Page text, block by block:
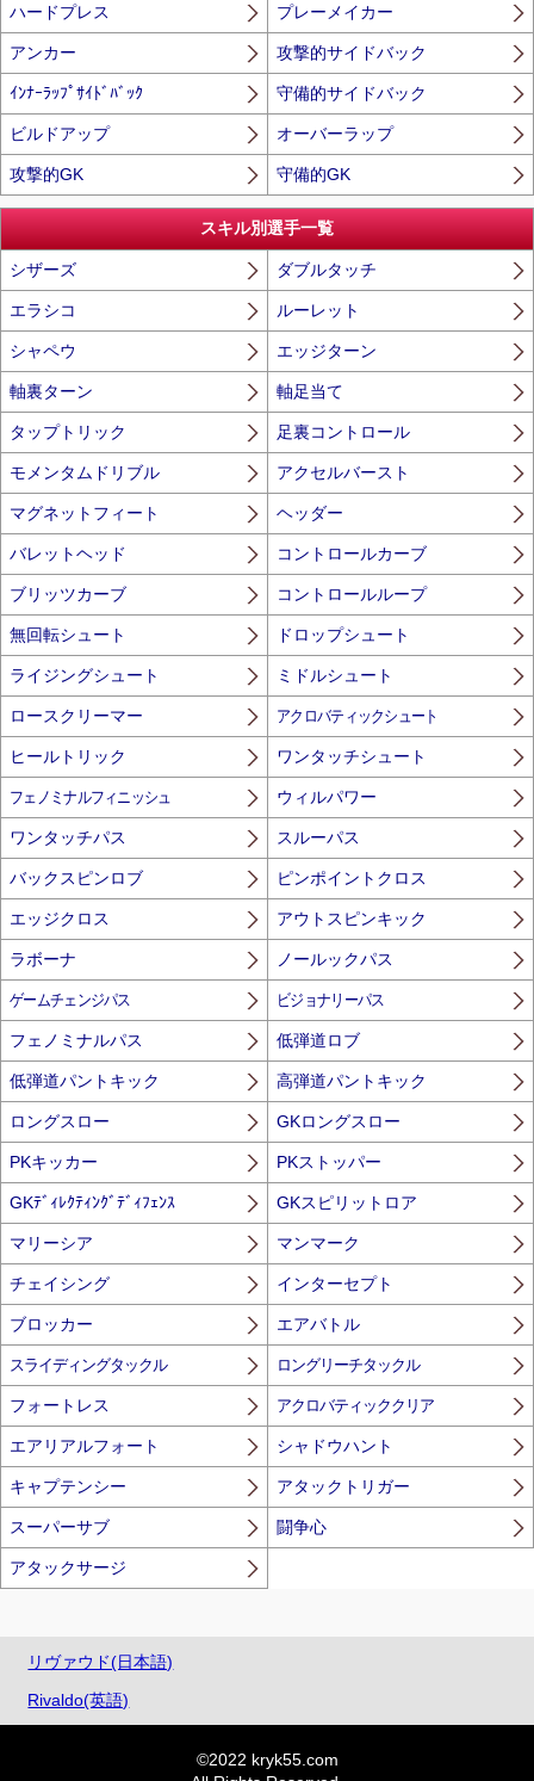
ハードプレス プレーメイカー
アンカー 攻撃的サイドバック
ｲﾝﾅｰﾗｯﾌﾟｻｲﾄﾞﾊﾞｯｸ 守備的サイドバック
ビルドアップ オーバーラップ
攻撃的GK 守備的GK
スキル別選手一覧
シザーズ ダブルタッチ
エラシコ ルーレット
シャペウ エッジターン
軸裏ターン 軸足当て
タップトリック 足裏コントロール
モメンタムドリブル アクセルバースト
マグネットフィート ヘッダー
バレットヘッド コントロールカーブ
ブリッツカーブ コントロールループ
無回転シュート ドロップシュート
ライジングシュート ミドルシュート
ロースクリーマー アクロバティックシュート
ヒールトリック ワンタッチシュート
フェノミナルフィニッシュ ウィルパワー
ワンタッチパス スルーパス
バックスピンロブ ピンポイントクロス
エッジクロス アウトスピンキック
ラボーナ ノールックパス
ゲームチェンジパス ビジョナリーパス
フェノミナルパス 低弾道ロブ
低弾道パントキック 高弾道パントキック
ロングスロー GKロングスロー
PKキッカー PKストッパー
GKﾃﾞｨﾚｸﾃｨﾝｸﾞﾃﾞｨﾌｪﾝｽ GKスピリットロア
マリーシア マンマーク
チェイシング インターセプト
ブロッカー エアバトル
スライディングタックル ロングリーチタックル
フォートレス アクロバティッククリア
エアリアルフォート シャドウハント
キャプテンシー アタックトリガー
スーパーサブ 闘争心
アタックサージ
リヴァウド(日本語)
Rivaldo(英語)
©2022 kryk55.com